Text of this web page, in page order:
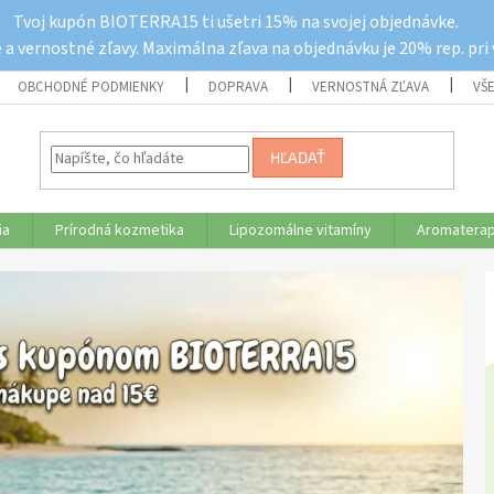
Tvoj kupón BIOTERRA15 ti ušetri 15% na svojej objednávke.
vernostné zľavy. Maximálna zľava na objednávku je 20% rep. pri
OBCHODNÉ PODMIENKY DOPRAVA VERNOSTNÁ ZĽAVA
HĽADAŤ
Prírodná kozmetika Lipozomálne vitamíny